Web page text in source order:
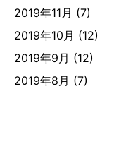
2019年11月 (7)
2019年10月 (12)
2019年9月 (12)
2019年8月 (7)